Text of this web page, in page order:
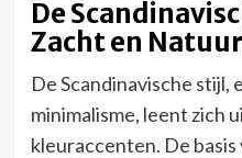
De
Zacht en
De Scandinavische stijl,
minimalisme, leent zich
kleuraccenten. De